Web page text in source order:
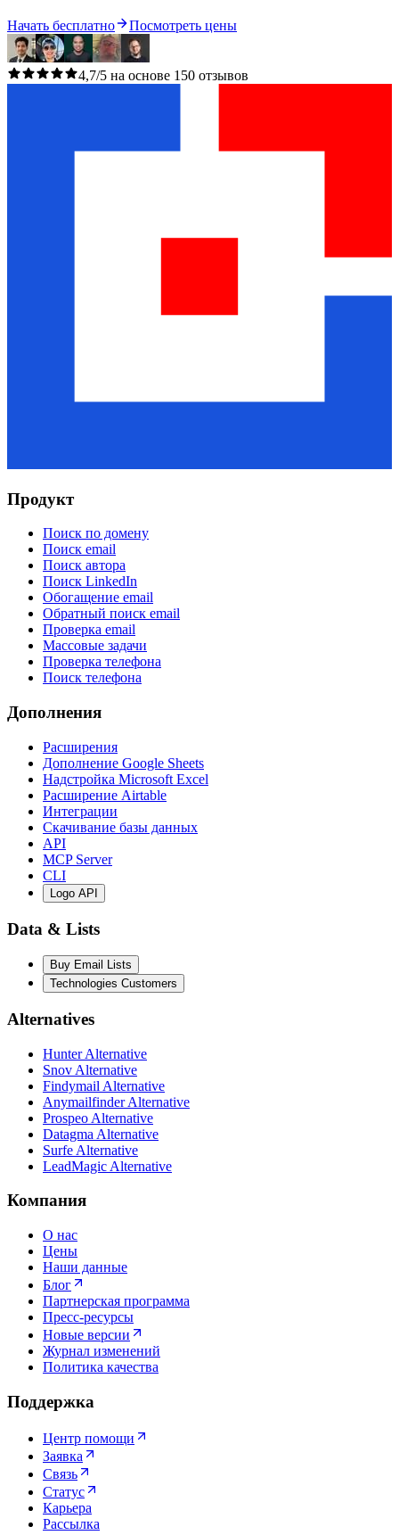
Начать бесплатно Посмотреть цены
4,7/5 на основе 150 отзывов
Продукт
Поиск по домену
Поиск email
Поиск автора
Поиск LinkedIn
Обогащение email
Обратный поиск email
Проверка email
Массовые задачи
Проверка телефона
Поиск телефона
Дополнения
Расширения
Дополнение Google Sheets
Надстройка Microsoft Excel
Расширение Airtable
Интеграции
Скачивание базы данных
API
MCP Server
CLI
Logo API
Data & Lists
Buy Email Lists
Technologies Customers
Alternatives
Hunter Alternative
Snov Alternative
Findymail Alternative
Anymailfinder Alternative
Prospeo Alternative
Datagma Alternative
Surfe Alternative
LeadMagic Alternative
Компания
О нас
Цены
Наши данные
Блог
Партнерская программа
Пресс-ресурсы
Новые версии
Журнал изменений
Политика качества
Поддержка
Центр помощи
Заявка
Связь
Статус
Карьера
Рассылка